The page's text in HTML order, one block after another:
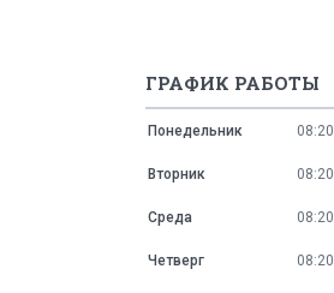
ГРАФИК РАБОТЫ
Понедельник 08:20
Вторник 08:20
Среда 08:20
Четверг 08:20